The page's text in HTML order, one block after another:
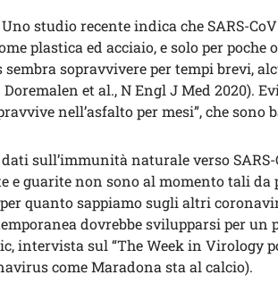
Uno studio recente indica che SARS-
plastica ed acciaio, e solo per poche
sopravvivere per tempi brevi,
et al., N Engl J Med 2020).
nell’asfalto per mesi”, che sono
dati sull’immunità naturale verso SARS-
e guarite non sono al momento tali da
quanto sappiamo sugli altri
dovrebbe svilupparsi per un
intervista sul “The Week in Virology
come Maradona sta al calcio).